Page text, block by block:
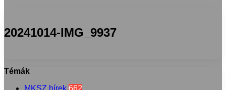
20241014-IMG_9937
Témák
MKSZ hírek 662